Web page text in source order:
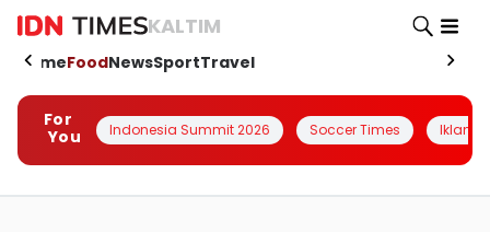
KALTIM
HomeFoodNewsSportTravel
For
You
Indonesia Summit 2026 Soccer Times Iklanin